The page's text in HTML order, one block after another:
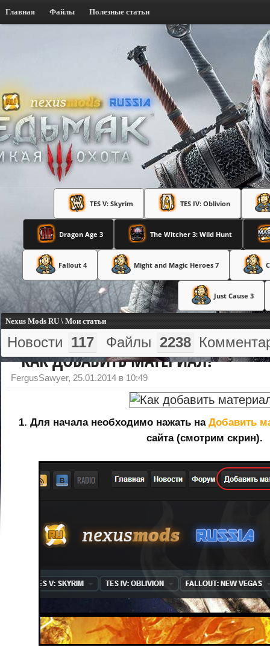
Главная Файлы Полезные статьи
TES V: Skyrim TES IV: Oblivion
Dragon Age 3 The Witcher 3: Wild Hunt
Fallout 4 Might and Magic Heroes 7
Just Cause 3
Nexus Mods RU \ Мои статьи
Новости 117 Файлы 2238
КАК ДОБАВИТЬ МАТЕРИАЛ?
FergusSawyer, 25.01.2014 в 10:49
1. Для начала необходимо нажать на Добавить
сайта (смотрим скрин).